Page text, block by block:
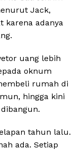
Jack,
karena adanya
uang lebih
oknum
rumah di
hingga kini
tahun lalu.
ada. Setiap